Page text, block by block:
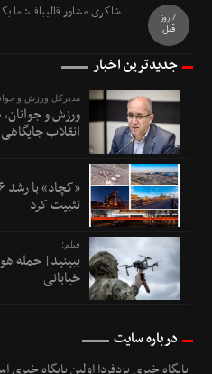
شاکری مشاور قالیباف: ما
7 روز
قبل
جدیدترین اخبار
مدیرکل ورزش و
ورزش و جوانان،
انقلاب
تثبیت کرد
فیلم؛
ببینید| حمله
خیابانی
درباره سایت